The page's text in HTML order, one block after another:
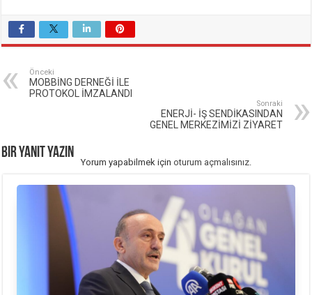
Önceki
MOBBİNG DERNEĞİ İLE
PROTOKOL İMZALANDI
Sonraki
ENERJİ- İŞ SENDİKASINDAN
GENEL MERKEZİMİZİ ZİYARET
Bir yanıt yazın
Yorum yapabilmek içinoturum açmalısınız